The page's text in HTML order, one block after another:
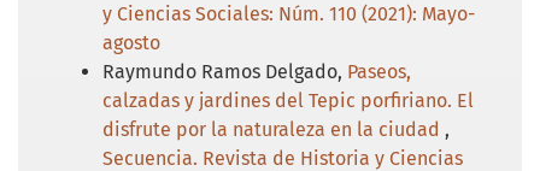
y Ciencias Sociales: Núm. 110 (2021): Mayo-
agosto
Raymundo Ramos Delgado, Paseos,
calzadas y jardines del Tepic porfiriano. El
disfrute por la naturaleza en la ciudad ,
Secuencia. Revista de Historia y Ciencias